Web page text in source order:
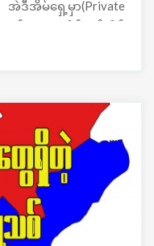
အိမ်ရှေ့မှာ(Private